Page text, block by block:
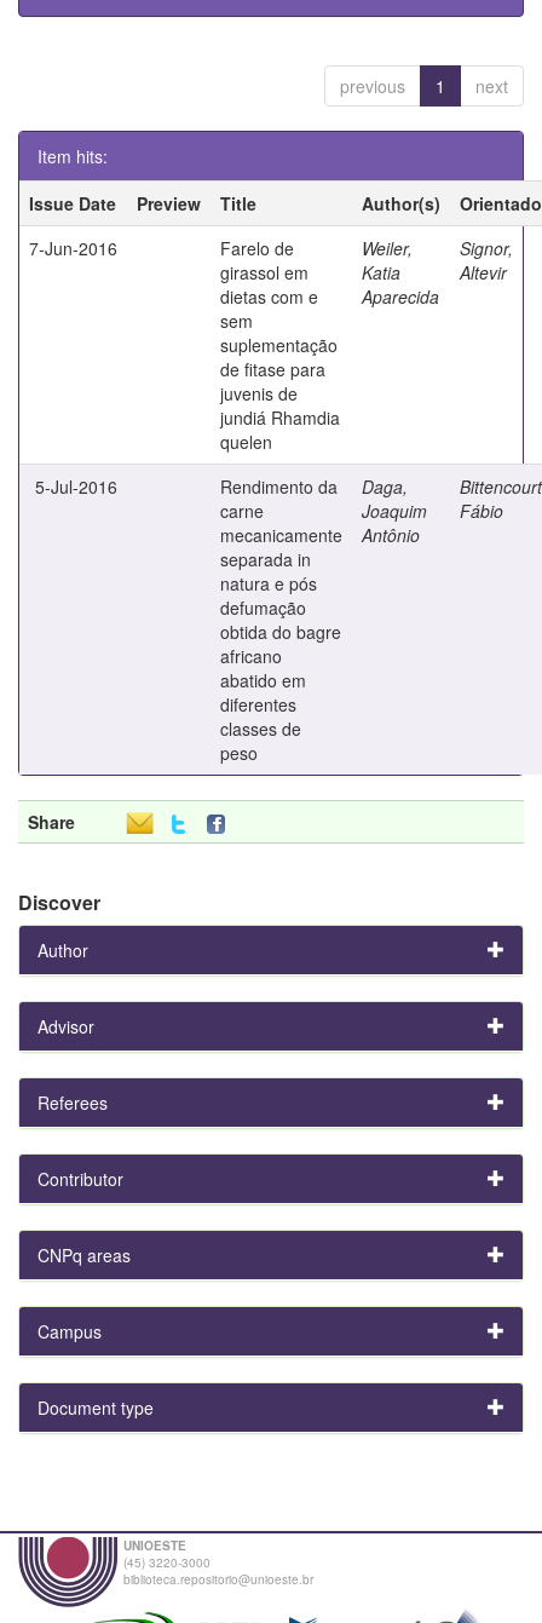
previous 1 next
Item hits:
Issue Date
Preview Title Author(s)
7-Jun-2016
Farelo de
girassol em
dietas com e
sem
suplementação
de fitase para
juvenis de
jundiá Rhamdia
quelen
Weiler,
Katia
Aparecida
Signor,
Altevir
5-Jul-2016
Rendimento da
carne
mecanicamente
separada in
natura e pós
defumação
obtida do bagre
africano
abatido em
diferentes
classes de
peso
Daga,
Joaquim
Antônio
Fábio
Share
Discover
Author
Advisor
Referees
Contributor
CNPq areas
Campus
Document type
UNIOESTE
(45) 3220-3000
biblioteca.repositorio@unioeste.br